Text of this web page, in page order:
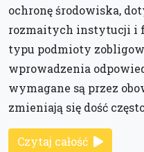
ochronę środowiska,
rozmaitych instytucji i
typu podmioty
wprowadzenia
wymagane są przez
zmieniają się dość
Czytaj całość